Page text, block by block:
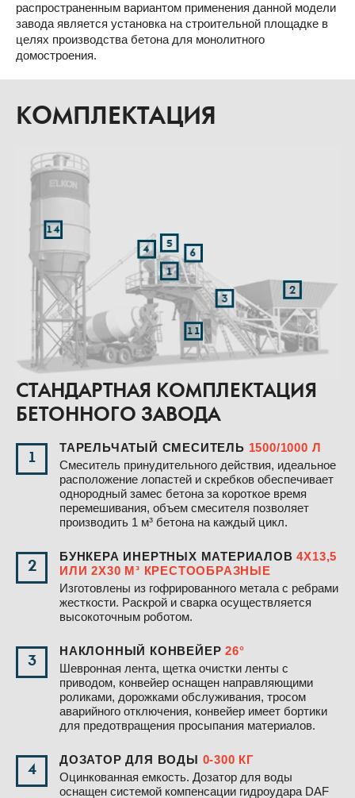
распространенным вариантом применения данной модели
завода является установка на строительной площадке в
целях производства бетона для монолитного
домостроения.
КОМПЛЕКТАЦИЯ
СТАНДАРТНАЯ КОМПЛЕКТАЦИЯ
БЕТОННОГО ЗАВОДА
1
ТАРЕЛЬЧАТЫЙ СМЕСИТЕЛЬ 1500/1000 Л
Смеситель принудительного действия, идеальное
расположение лопастей и скребков обеспечивает
однородный замес бетона за короткое время
перемешивания, объем смесителя позволяет
производить 1 м³ бетона на каждый цикл.
2
БУНКЕРА ИНЕРТНЫХ МАТЕРИАЛОВ4Х13,5
ИЛИ 2Х30 М³ КРЕСТООБРАЗНЫЕ
Изготовлены из гофрированного метала с ребрами
жесткости. Раскрой и сварка осуществляется
высокоточным роботом.
3
НАКЛОННЫЙ КОНВЕЙЕР26°
Шевронная лента, щетка очистки ленты с
приводом, конвейер оснащен направляющими
роликами, дорожками обслуживания, тросом
аварийного отключения, конвейер имеет бортики
для предотвращения просыпания материалов.
4
ДОЗАТОР ДЛЯ ВОДЫ 0-300 КГ
Оцинкованная емкость. Дозатор для воды
оснащен системой компенсации гидроудара DAF